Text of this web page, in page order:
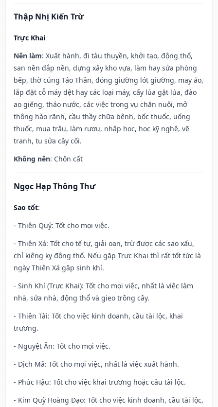
Thập Nhị Kiến Trừ
Trực Khai
Nên làm: Xuất hành, đi tàu thuyền, khởi tạo, động thổ,
san nền đắp nền, dựng xây kho vựa, làm hay sửa phòng
bếp, thờ cúng Táo Thần, đóng giường lót giường, may áo,
lắp đặt cỗ máy dệt hay các loại máy, cấy lúa gặt lúa, đào
ao giếng, tháo nước, các việc trong vụ chăn nuôi, mở
thông hào rãnh, cầu thầy chữa bệnh, bốc thuốc, uống
thuốc, mua trâu, làm rượu, nhập học, học kỹ nghệ, vẽ
tranh, tu sửa cây cối.
Không nên: Chôn cất
Ngọc Hạp Thông Thư
Sao tốt:
- Thiên Quý: Tốt cho mọi việc.
- Thiên Xá: Tốt cho tế tự, giải oan, trừ được các sao xấu,
chỉ kiêng kỵ động thổ. Nếu gặp Trực Khai thì rất tốt tức là
ngày Thiên Xá gặp sinh khí.
- Sinh Khí (Trực Khai): Tốt cho mọi việc, nhất là việc làm
nhà, sửa nhà, động thổ và gieo trồng cây.
- Thiên Tài: Tốt cho việc kinh doanh, cầu tài lộc, khai
trương.
- Nguyệt Ân: Tốt cho mọi việc.
- Dịch Mã: Tốt cho mọi việc, nhất là việc xuất hành.
- Phúc Hậu: Tốt cho việc khai trương hoặc cầu tài lộc.
- Kim Quỹ Hoàng Đạo: Tốt cho việc kinh doanh, cầu tài lộc,